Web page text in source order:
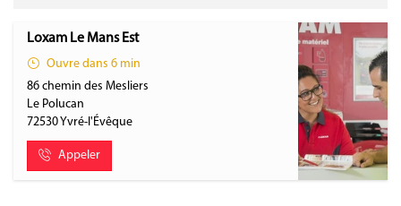
Loxam Le Mans Est
Ouvre dans 6 min
86 chemin des Mesliers
Le Polucan
72530Yvré-l'Évêque
Appeler